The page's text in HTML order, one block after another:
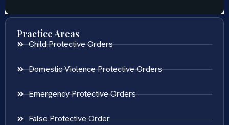
Practice Areas
Child Protective Orders
Domestic Violence Protective Orders
Emergency Protective Orders
False Protective Order